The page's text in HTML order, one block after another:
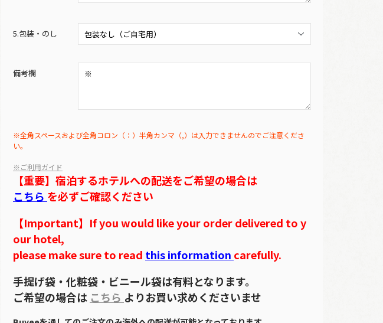
5.包装・のし
備考欄
※全角スペースおよび全角コロン（：）半角カンマ（,）は入力できませんのでご注意くださ
い。
※ご利用ガイド
【重要】宿泊するホテルへの配送をご希望の場合は
こちら を必ずご確認ください
【Important】If you would like your order delivered to y
our hotel,
please make sure to read this information carefully.
手提げ袋・化粧袋・ビニール袋は有料となります。
ご希望の場合は こちら よりお買い求めくださいませ